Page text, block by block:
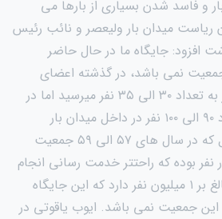
و فاسد شدن بسیاری از بارها می
ریاست میدان بار ولیعصر و نائب رئیس
افزود: جایگاه ما در حال حاضر
نمی باشد، در گذشته اعضای
بارفروش داخل میدان بار به تعداد ۳۰ الی ۳۵ نفر میرسید اما در
حال حاضر تعدادی حدود ۹۰ الی ۱۰۰ نفر در داخل میدان بار
فعالیت دارند به این دلیل که در سال های ۵۷ الی ۵۹ جمعیت
حدود ۲۰۰ هزار نفر بوده که راحتتر خدمت رسانی انجام
میشد و امروز جمعیتی بالغ بر ۱ میلیون نفر دارد که این جایگاه
جمعیت نمی باشد. ایوب یاقوتی در